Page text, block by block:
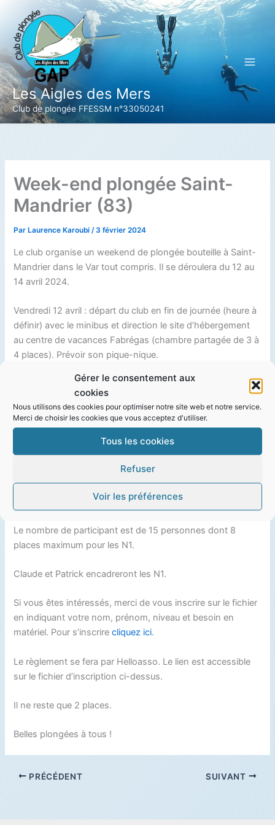
Gérer le consentement aux
cookies
Nous utilisons des cookies pour optimiser notre site web et notre service.
Merci de choisir les cookies que vous acceptez d'utiliser.
Tous les cookies
Refuser
Voir les préférences
contenu
Les Aigles des Mers
Club de plongée FFESSM n°33050241
Week-end plongée Saint-
Mandrier (83)
Par Laurence Karoubi/3 février 2024
Le club organise un weekend de plongée bouteille à Saint-
Mandrier dans le Var tout compris. Il se déroulera du 12 au
14 avril 2024.
Vendredi 12 avril : départ du club en fin de journée (heure à
définir) avec le minibus et direction le site d’hébergement
au centre de vacances Fabrégas (chambre partagée de 3 à
4 places). Prévoir son pique-nique.
Samedi 13 avril : 2 plongées avec le centre de plongée de
Saint-Mandrier (CPMS).
Dimanche 14 avril : 2 plongées avec le centre de plongée
de Saint-Mandrier (CPMS) puis retour à Gap.
Le coût du week-end est de 290€ par personne. Il
comprend : les 4 plongées, l’hébergement, la restauration
et le transport (péage+carburant).
Le nombre de participant est de 15 personnes dont 8
places maximum pour les N1.
Claude et Patrick encadreront les N1.
Si vous êtes intéressés, merci de vous inscrire sur le fichier
en indiquant votre nom, prénom, niveau et besoin en
matériel. Pour s’inscrirecliquez ici.
Le règlement se fera par Helloasso. Le lien est accessible
sur le fichier d’inscription ci-dessus.
Il ne reste que 2 places.
Belles plongées à tous !
PRÉCÉDENT SUIVANT